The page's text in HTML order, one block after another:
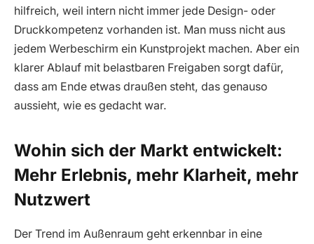
hilfreich, weil intern nicht immer jede Design- oder
Druckkompetenz vorhanden ist. Man muss nicht aus
jedem Werbeschirm ein Kunstprojekt machen. Aber ein
klarer Ablauf mit belastbaren Freigaben sorgt dafür,
dass am Ende etwas draußen steht, das genauso
aussieht, wie es gedacht war.
Wohin sich der Markt entwickelt:
Mehr Erlebnis, mehr Klarheit, mehr
Nutzwert
Der Trend im Außenraum geht erkennbar in eine